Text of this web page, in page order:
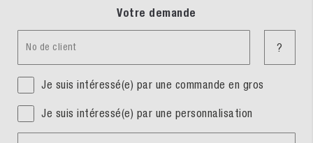
Votre demande
No de client ?
Je suis intéressé(e) par une commande en gros
Je suis intéressé(e) par une personnalisation